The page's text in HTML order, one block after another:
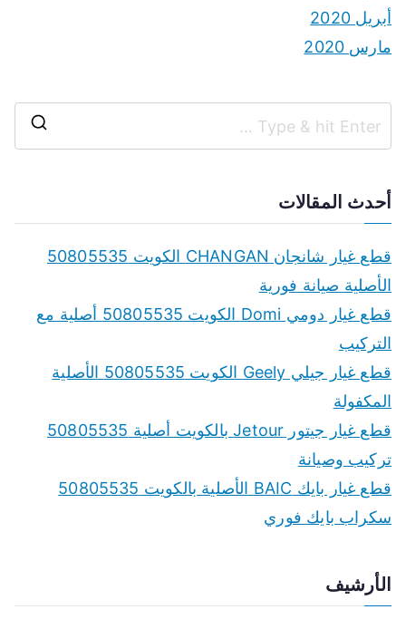
أبريل 2020
مارس 2020
r
أحدث المقالات
قطع غيار شانجان CHANGAN الكويت 50805535
الأصلية صيانة فورية
قطع غيار دومي Domi الكويت 50805535 أصلية مع
التركيب
قطع غيار جيلي Geely الكويت 50805535 الأصلية
المكفولة
قطع غيار جيتور Jetour بالكويت أصلية 50805535
تركيب وصيانة
قطع غيار بايك BAIC الأصلية بالكويت 50805535
سكراب بايك فوري
الأرشيف